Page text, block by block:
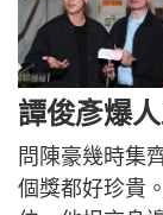
譚俊彥爆
問陳豪幾時集
個獎都好珍貴